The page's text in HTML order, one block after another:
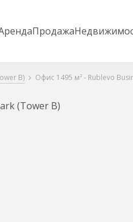
Продажа
B) Офис 1495 м² - Rublevo